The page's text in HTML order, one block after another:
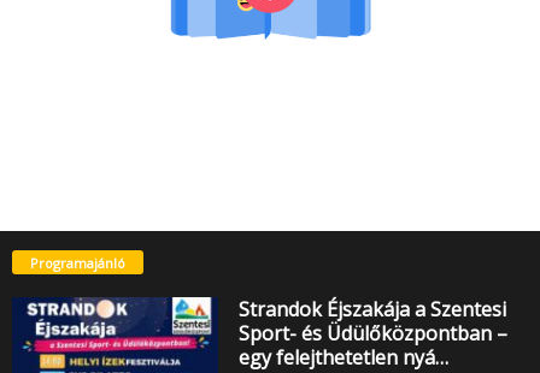
Programajánló
Strandok Éjszakája a Szentesi
Sport- és Üdülőközpontban –
egy felejthetetlen nyá…